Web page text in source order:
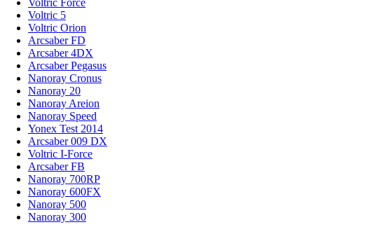
Voltric Force
Voltric 5
Voltric Orion
Arcsaber FD
Arcsaber 4DX
Arcsaber Pegasus
Nanoray Cronus
Nanoray 20
Nanoray Areion
Nanoray Speed
Yonex Test 2014
Arcsaber 009 DX
Voltric I-Force
Arcsaber FB
Nanoray 700RP
Nanoray 600FX
Nanoray 500
Nanoray 300